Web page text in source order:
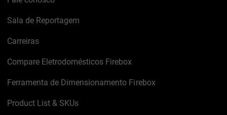
Sala de Reportagem
Carreiras
Compare Eletrodomésticos Firebox
Ferramenta de Dimensionamento Firebox
Product List & SKUs